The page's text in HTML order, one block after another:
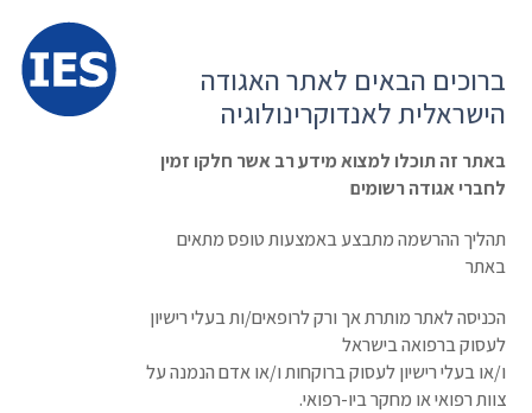
הרשמה ועדכון נתונים
כניסת חברים
ראשי » תעוד מפגש »
IGF Meeting
IGF Meeting
תאריך: 03/10/2013 - 05/10/2013
OBESITY, DIABETES AND
ברוכים הבאים לאתר האגודה
הישראלית לאנדוקרינולוגיה
באתר זה תוכלו למצוא מידע רב אשר חלקו זמין
לחברי אגודה רשומים
תהליך ההרשמה מתבצע באמצעות טופס מתאים
באתר
הכניסה לאתר מותרת אך ורק לרופאים/ות בעלי רישיון
לעסוק ברפואה בישראל
ו/או בעלי רישיון לעסוק ברוקחות ו/או אדם הנמנה על
צוות רפואי או מחקר ביו-רפואי.